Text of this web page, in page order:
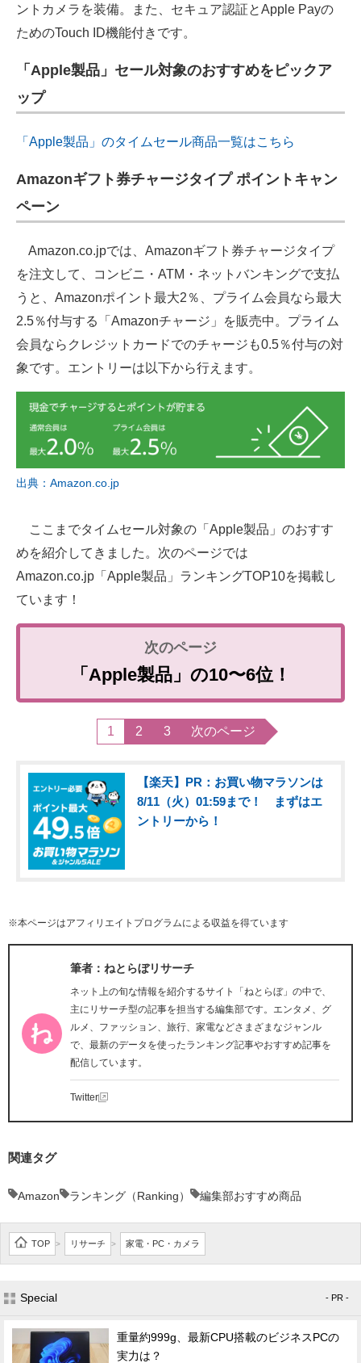
ントカメラを装備。また、セキュア認証とApple Payの
ためのTouch ID機能付きです。
「Apple製品」セール対象のおすすめをピックア
ップ
「Apple製品」のタイムセール商品一覧はこちら
Amazonギフト券チャージタイプ ポイントキャン
ペーン
Amazon.co.jpでは、Amazonギフト券チャージタイプ
を注文して、コンビニ・ATM・ネットバンキングで支払
うと、Amazonポイント最大2％、プライム会員なら最大
2.5％付与する「Amazonチャージ」を販売中。プライム
会員ならクレジットカードでのチャージも0.5％付与の対
象です。エントリーは以下から行えます。
出典：Amazon.co.jp
ここまでタイムセール対象の「Apple製品」のおすす
めを紹介してきました。次のページでは
Amazon.co.jp「Apple製品」ランキングTOP10を掲載し
ています！
「Apple製品」の10〜6位！
1 2 3 次のページ
【楽天】PR：お買い物マラソンは
8/11（火）01:59まで！ まずはエ
ントリーから！
※本ページはアフィリエイトプログラムによる収益を得ています
筆者：ねとらぼリサーチ
ネット上の旬な情報を紹介するサイト「ねとらぼ」の中で、
主にリサーチ型の記事を担当する編集部です。エンタメ、グ
ルメ、ファッション、旅行、家電などさまざまなジャンル
で、最新のデータを使ったランキング記事やおすすめ記事を
配信しています。
Twitter
関連タグ
Amazon ランキング（Ranking） 編集部おすすめ商品
TOP > リサーチ > 家電・PC・カメラ
Special - PR -
重量約999g、最新CPU搭載のビジネスPCの
実力は？